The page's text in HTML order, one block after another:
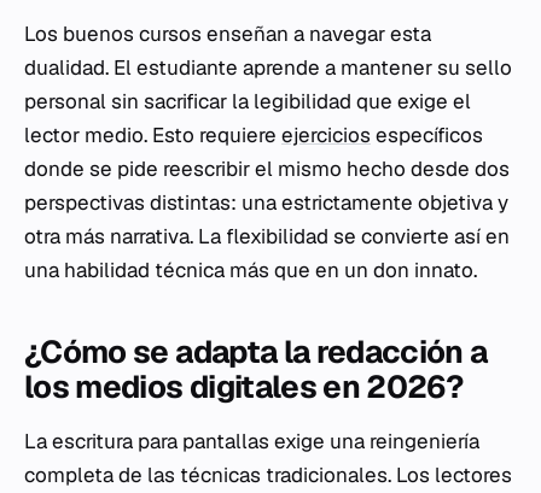
Los buenos cursos enseñan a navegar esta
dualidad. El estudiante aprende a mantener su sello
personal sin sacrificar la legibilidad que exige el
lector medio. Esto requiere ejercicios específicos
donde se pide reescribir el mismo hecho desde dos
perspectivas distintas: una estrictamente objetiva y
otra más narrativa. La flexibilidad se convierte así en
una habilidad técnica más que en un don innato.
¿Cómo se adapta la redacción a
los medios digitales en 2026?
La escritura para pantallas exige una reingeniería
completa de las técnicas tradicionales. Los lectores